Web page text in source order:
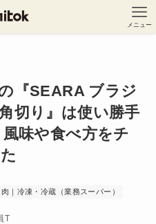
メニュー
『SEARA ブラジ
切り』は使い勝手
味や食べ方をチ
肉｜冷凍・冷蔵（業務スーパー）
T